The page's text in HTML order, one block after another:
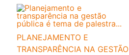
PLANEJAMENTO E
TRANSPARÊNCIA NA GESTÃO